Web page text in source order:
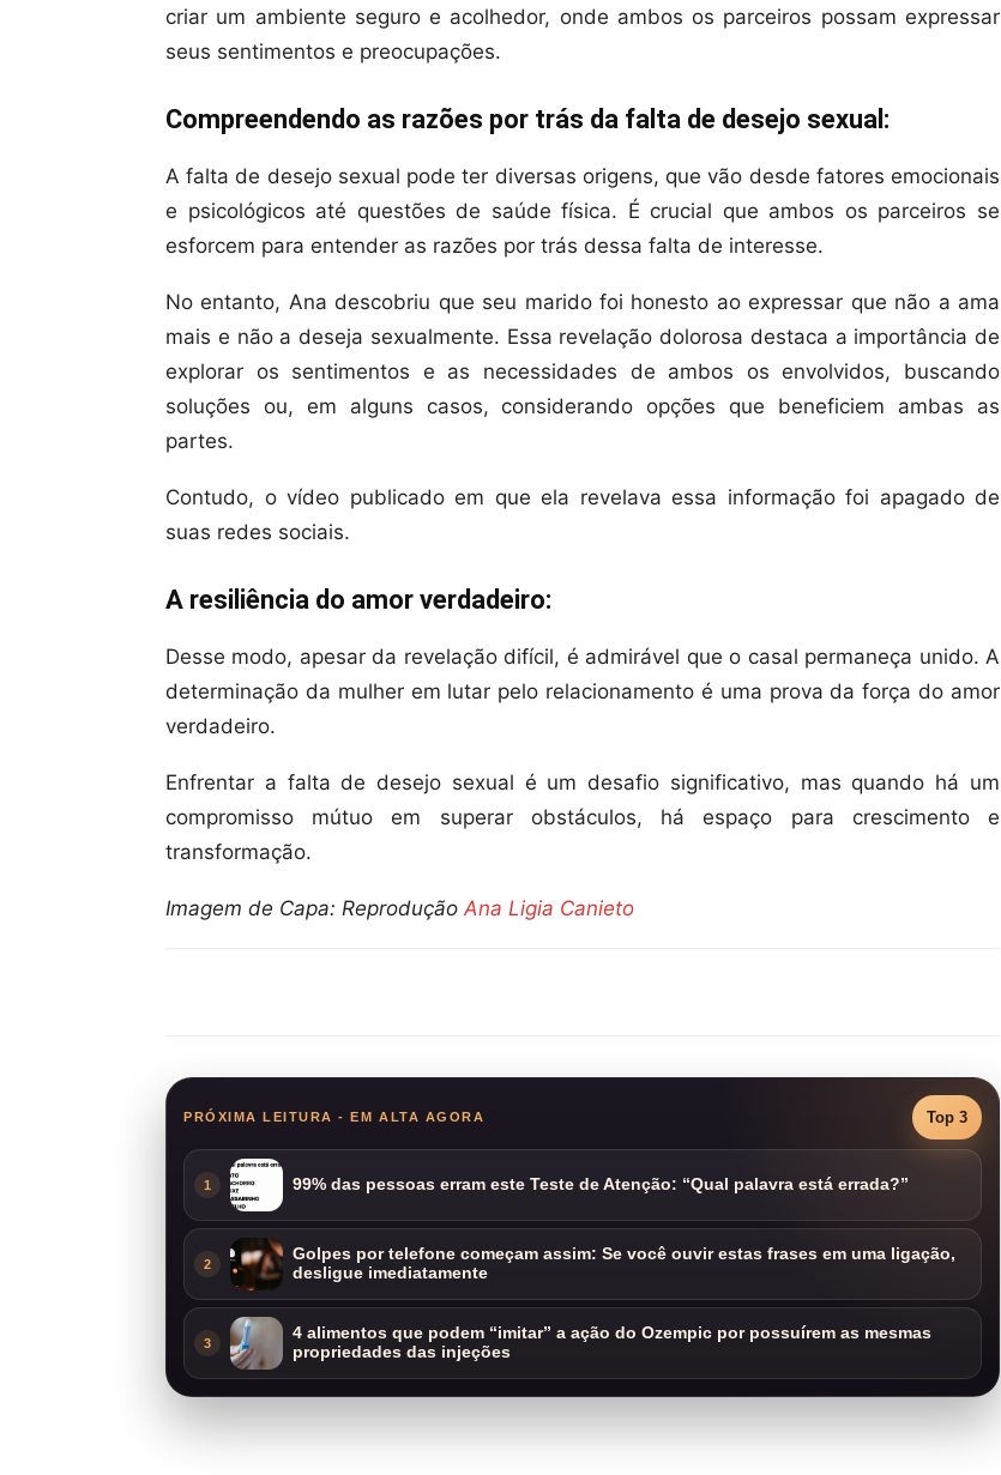
criar um ambiente seguro e acolhedor, onde ambos os parceiros possam expressar
seus sentimentos e preocupações.
Compreendendo as razões por trás da falta de desejo sexual:
A falta de desejo sexual pode ter diversas origens, que vão desde fatores emocionais
e psicológicos até questões de saúde física. É crucial que ambos os parceiros se
esforcem para entender as razões por trás dessa falta de interesse.
No entanto, Ana descobriu que seu marido foi honesto ao expressar que não a ama
mais e não a deseja sexualmente. Essa revelação dolorosa destaca a importância de
explorar os sentimentos e as necessidades de ambos os envolvidos, buscando
soluções ou, em alguns casos, considerando opções que beneficiem ambas as
partes.
Contudo, o vídeo publicado em que ela revelava essa informação foi apagado de
suas redes sociais.
A resiliência do amor verdadeiro:
Desse modo, apesar da revelação difícil, é admirável que o casal permaneça unido. A
determinação da mulher em lutar pelo relacionamento é uma prova da força do amor
verdadeiro.
Enfrentar a falta de desejo sexual é um desafio significativo, mas quando há um
compromisso mútuo em superar obstáculos, há espaço para crescimento e
transformação.
Imagem de Capa: Reprodução Ana Ligia Canieto
PRÓXIMA LEITURA - EM ALTA AGORA Top 3
1 99% das pessoas erram este Teste de Atenção: “Qual palavra está errada?”
2
Golpes por telefone começam assim: Se você ouvir estas frases em uma ligação,
desligue imediatamente
3
4 alimentos que podem “imitar” a ação do Ozempic por possuírem as mesmas
propriedades das injeções